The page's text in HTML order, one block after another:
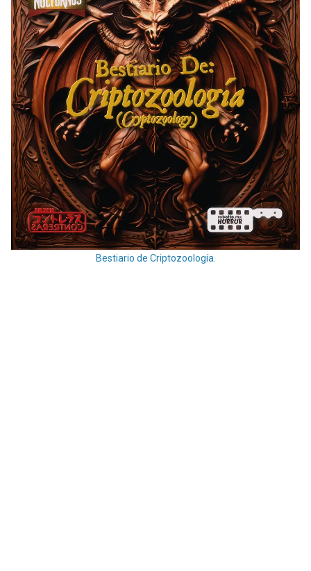
Bestiario de Criptozoología.